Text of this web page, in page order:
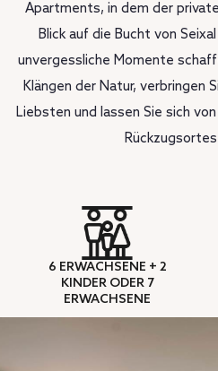
Apartments, in dem der
Blick auf die Bucht von
unvergessliche Momente
Klängen der Natur, verbringen
Liebsten und lassen Sie sich
6 ERWACHSENE + 2
KINDER ODER 7
ERWACHSENE